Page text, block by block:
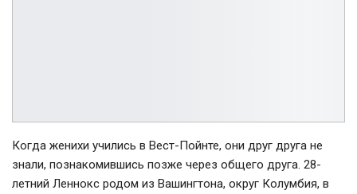
Когда женихи учились в Вест-Пойнте, они друг друга не
знали, познакомившись позже через общего друга. 28-
летний Леннокс родом из Вашингтона, округ Колумбия, в